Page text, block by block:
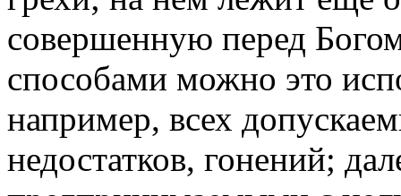
совершенную перед
способами можно это
например, всех
недостатков, гонений;